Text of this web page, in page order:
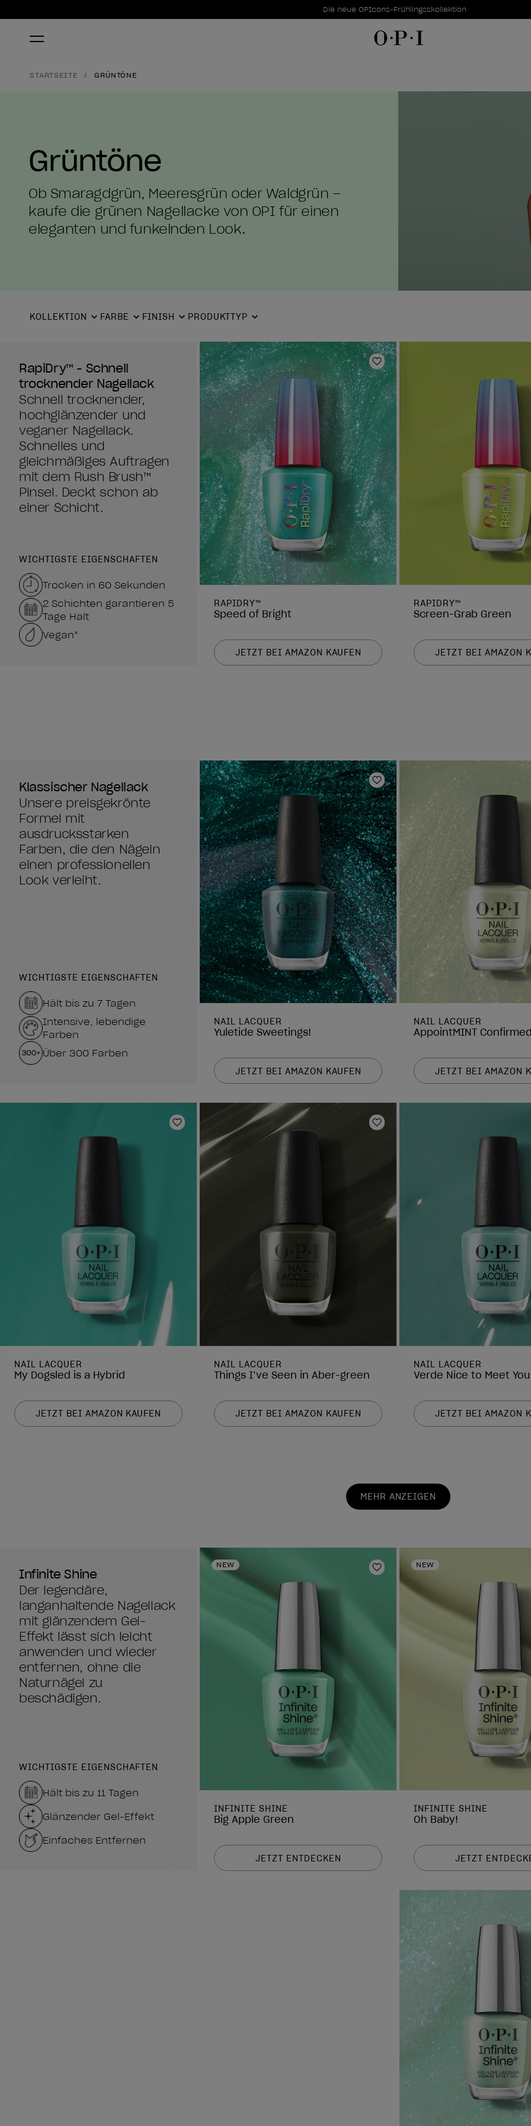
Sonderangebote
Die neue OPIcons-Frühlingsskollektion
Item 1 of 1
STARTSEITE GRÜNTÖNE
Grüntöne
Ob Smaragdgrün, Meeresgrün oder Waldgrün –
kaufe die grünen Nagellacke von OPI für einen
eleganten und funkelnden Look.
KOLLEKTION FARBE FINISH PRODUKTTYP
RapiDry™ - Schnell
trocknender Nagellack
Schnell trocknender,
hochglänzender und
veganer Nagellack.
Schnelles und
gleichmäßiges Auftragen
mit dem Rush Brush™
Pinsel. Deckt schon ab
einer Schicht.
WICHTIGSTE EIGENSCHAFTEN
Trocken in 60 Sekunden
2 Schichten garantieren 5
Tage Halt
Vegan*
Zur Wunschliste hinzufügen
RAPIDRY™
Speed of Bright
JETZT BEI AMAZON KAUFEN
RAPIDRY™
Screen-Grab Green
JETZT BEI AMAZON
Klassischer Nagellack
Unsere preisgekrönte
Formel mit
ausdrucksstarken
Farben, die den Nägeln
einen professionellen
Look verleiht.
WICHTIGSTE EIGENSCHAFTEN
Hält bis zu 7 Tagen
Intensive, lebendige
Farben
Über 300 Farben
Zur Wunschliste hinzufügen
NAIL LACQUER
Yuletide Sweetings!
JETZT BEI AMAZON KAUFEN
NAIL LACQUER
AppointMINT Confirmed
JETZT BEI AMAZON
Zur Wunschliste hinzufügen
NAIL LACQUER
My Dogsled is a Hybrid
JETZT BEI AMAZON KAUFEN
Zur Wunschliste hinzufügen
NAIL LACQUER
Things I’ve Seen in Aber-green
JETZT BEI AMAZON KAUFEN
NAIL LACQUER
Verde Nice to Meet You
JETZT BEI AMAZON
MEHR ANZEIGEN
Infinite Shine
Der legendäre,
langanhaltende Nagellack
mit glänzendem Gel-
Effekt lässt sich leicht
anwenden und wieder
entfernen, ohne die
Naturnägel zu
beschädigen.
WICHTIGSTE EIGENSCHAFTEN
Hält bis zu 11 Tagen
Glänzender Gel-Effekt
Einfaches Entfernen
NEW
Zur Wunschliste hinzufügen
INFINITE SHINE
Big Apple Green
JETZT ENTDECKEN
NEW
INFINITE SHINE
Oh Baby!
JETZT